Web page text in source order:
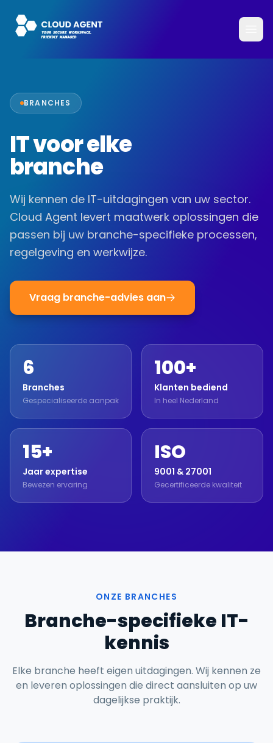
BRANCHES
IT voor elke
branche
Wij kennen de IT-uitdagingen van uw sector.
Cloud Agent levert maatwerk oplossingen die
passen bij uw branche-specifieke processen,
regelgeving en werkwijze.
Vraag branche-advies aan
6
Branches
Gespecialiseerde aanpak
100+
Klanten bediend
In heel Nederland
15+
Jaar expertise
Bewezen ervaring
ISO
9001 & 27001
Gecertificeerde kwaliteit
ONZE BRANCHES
Branche-specifieke IT-
kennis
Elke branche heeft eigen uitdagingen. Wij kennen ze
en leveren oplossingen die direct aansluiten op uw
dagelijkse praktijk.